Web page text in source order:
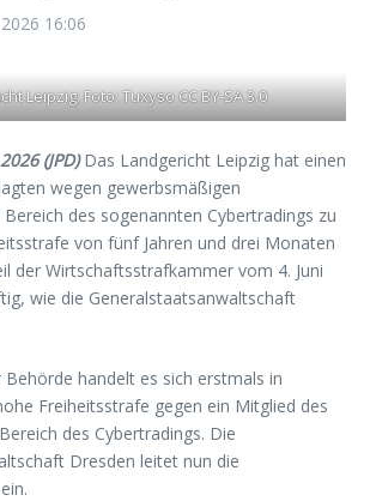
16:06
Leipzig; Foto: Tuxyso CC BY-SA 3.0
(JPD)Das Landgericht Leipzig hat einen
wegen gewerbsmäßigen
des sogenannten Cybertradings zu
von fünf Jahren und drei Monaten
der Wirtschaftsstrafkammer vom 4. Juni
wie die Generalstaatsanwaltschaft
Behörde handelt es sich erstmals in
Freiheitsstrafe gegen ein Mitglied des
des Cybertradings. Die
Dresden leitet nun die